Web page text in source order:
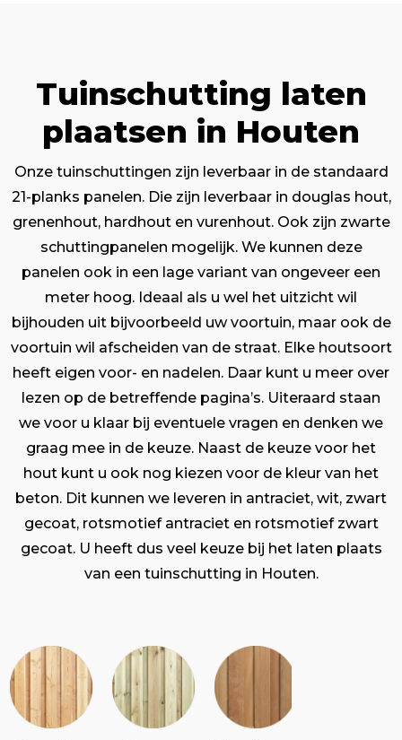
Tuinschutting laten
plaatsen in Houten
Onze tuinschuttingen zijn leverbaar in de standaard
21-planks panelen. Die zijn leverbaar in douglas hout,
grenenhout, hardhout en vurenhout. Ook zijn zwarte
schuttingpanelen mogelijk. We kunnen deze
panelen ook in een lage variant van ongeveer een
meter hoog. Ideaal als u wel het uitzicht wil
bijhouden uit bijvoorbeeld uw voortuin, maar ook de
voortuin wil afscheiden van de straat. Elke houtsoort
heeft eigen voor- en nadelen. Daar kunt u meer over
lezen op de betreffende pagina’s. Uiteraard staan
we voor u klaar bij eventuele vragen en denken we
graag mee in de keuze. Naast de keuze voor het
hout kunt u ook nog kiezen voor de kleur van het
beton. Dit kunnen we leveren in antraciet, wit, zwart
gecoat, rotsmotief antraciet en rotsmotief zwart
gecoat. U heeft dus veel keuze bij het laten plaats
van een tuinschutting in Houten.